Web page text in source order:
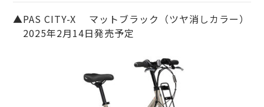
▲PAS CITY-X マットブラック（ツヤ消しカラー）
2025年2月14日発売予定